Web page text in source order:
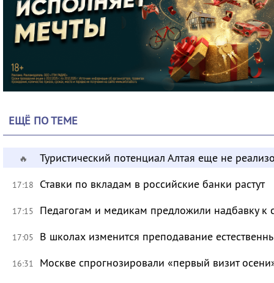
ЕЩЁ ПО ТЕМЕ
🔥 Туристический потенциал Алтая еще не
17:18 Ставки по вкладам в российские банки растут
17:15 Педагогам и медикам предложили надбавку к
17:05 В школах изменится преподавание
16:31 Москве спрогнозировали «первый визит